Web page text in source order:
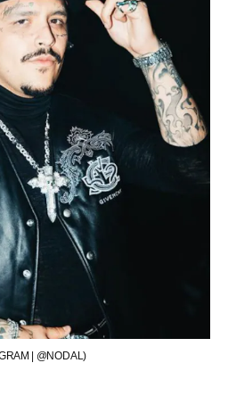
| @NODAL)